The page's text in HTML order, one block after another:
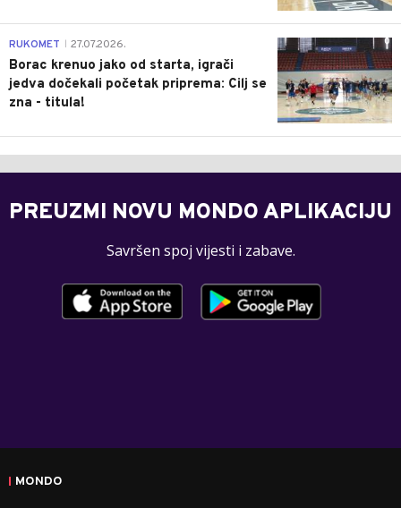
0
RUKOMET 27.07.2026.
Borac krenuo jako od starta, igrači
jedva dočekali početak priprema: Cilj se
zna - titula!
PREUZMI NOVU MONDO APLIKACIJU
Savršen spoj vijesti i zabave.
MONDO